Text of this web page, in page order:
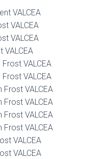
VALCEA
VALCEA
VALCEA
VALCEA
VALCEA
VALCEA
VALCEA
VALCEA
VALCEA
VALCEA
VALCEA
VALCEA